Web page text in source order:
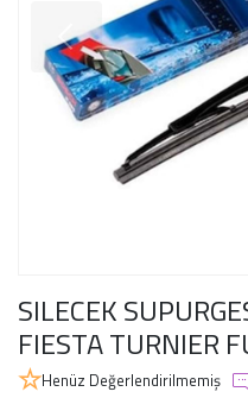
SILECEK
FIESTA TURNIER
Henüz Değerlendirilmemiş